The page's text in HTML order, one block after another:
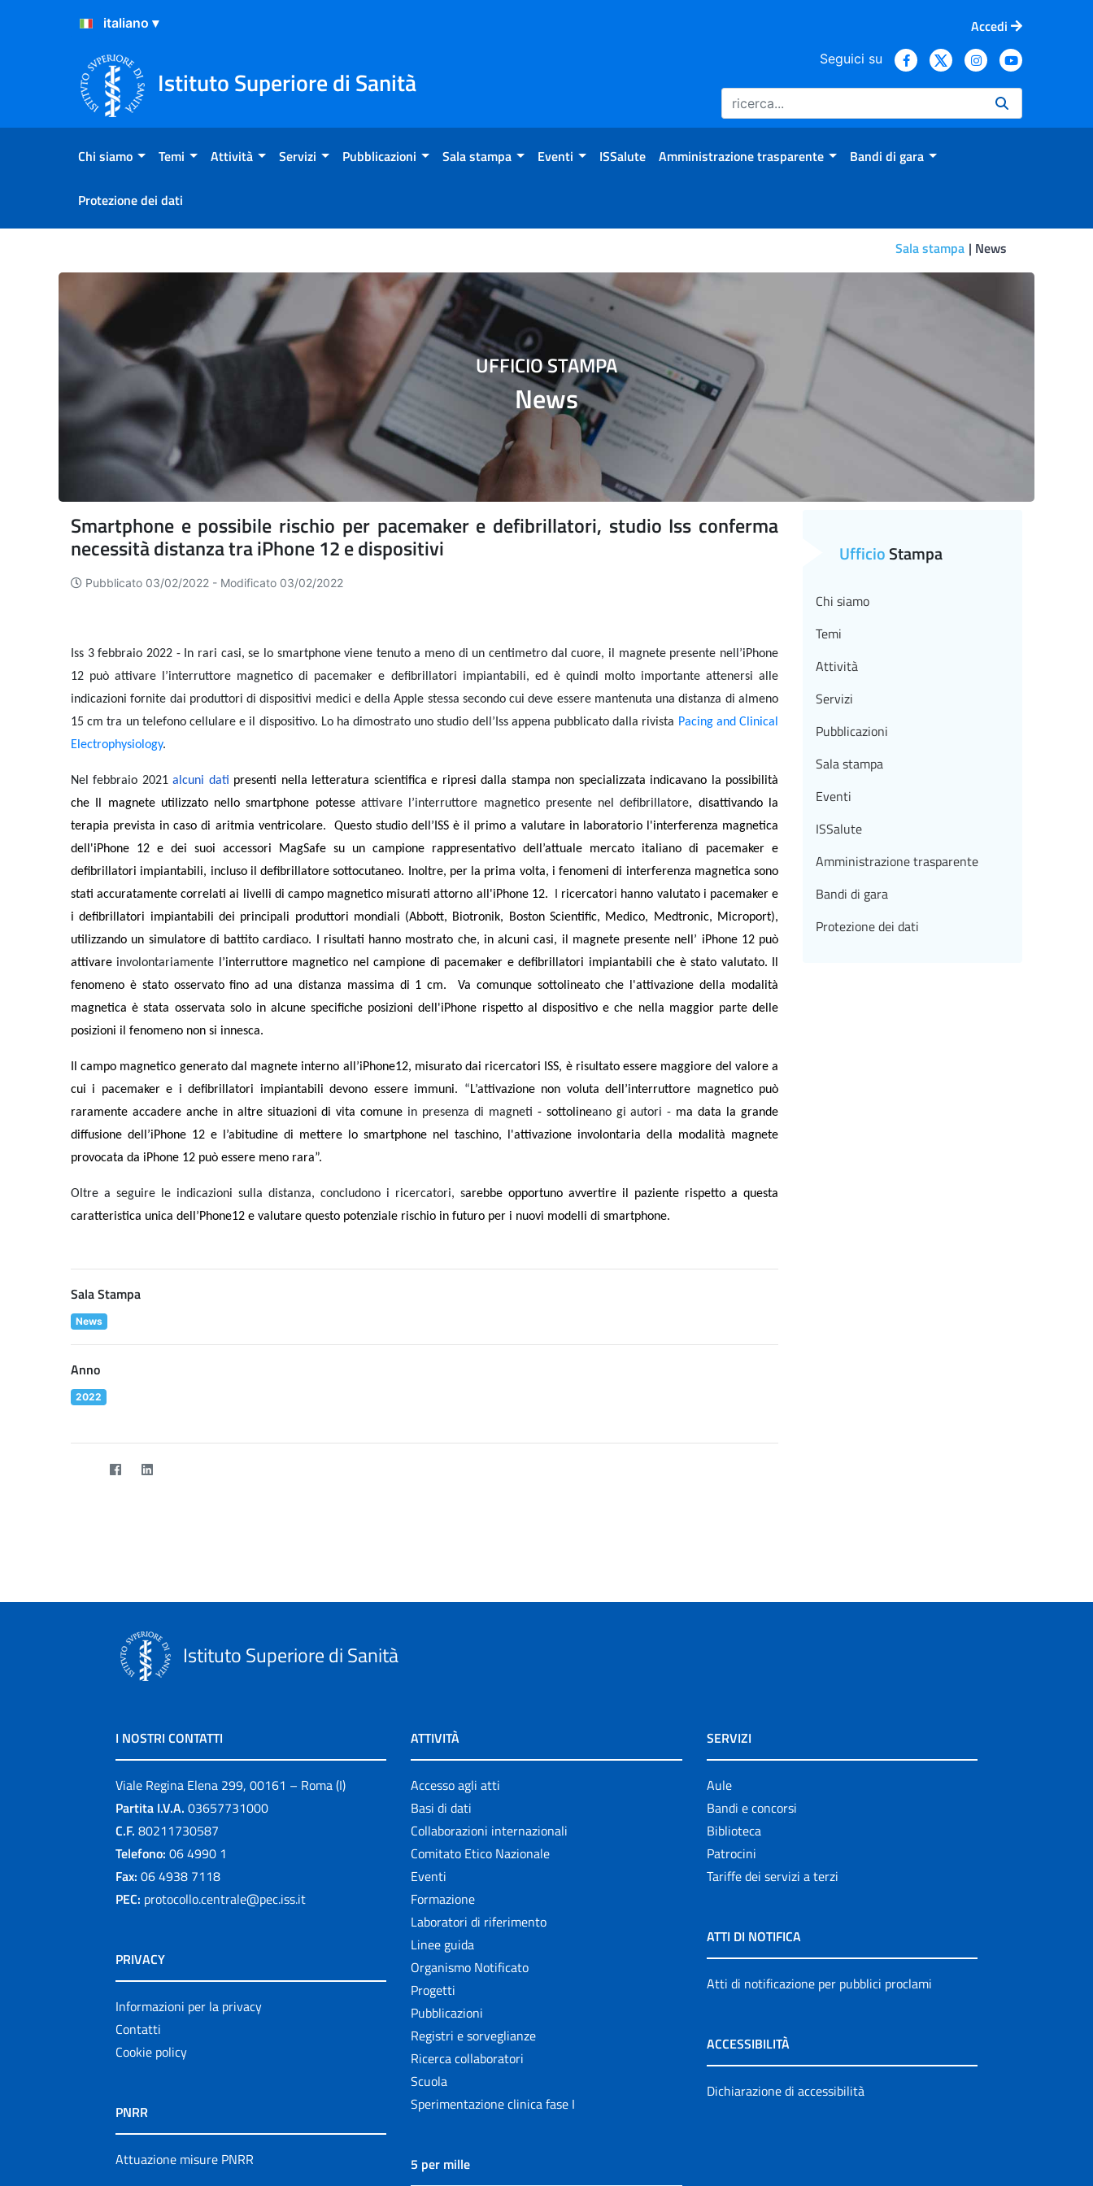
Salta al Contenuto
Salta al Footer
Accedi
Istituto Superiore di Sanità
Seguici su
Chi siamo Temi Attività Servizi Pubblicazioni Sala stampa Eventi ISSalute Amministrazione trasparente Bandi di gara
Protezione dei dati
Sala stampa News
Smartphone e possibile rischio per pacemaker e defibrillatori, studio Iss
UFFICIO STAMPA
News
Smartphone e possibile rischio per pacemaker e defibrillatori, studio Iss conferma
necessità distanza tra iPhone 12 e dispositivi
Pubblicato 03/02/2022 - Modificato 03/02/2022
Iss 3 febbraio 2022 - In rari casi, se lo smartphone viene tenuto a meno di un centimetro dal cuore, il magnete presente nell’iPhone
12 può attivare l’interruttore magnetico di pacemaker e defibrillatori impiantabili, ed è quindi molto importante attenersi alle
indicazioni fornite dai produttori di dispositivi medici e della Apple stessa secondo cui deve essere mantenuta una distanza di almeno
15 cm tra un telefono cellulare e il dispositivo. Lo ha dimostrato uno studio dell’Iss appena pubblicato dalla rivista Pacing and Clinical
Electrophysiology.
Nel febbraio 2021alcuni dati presenti nella letteratura scientifica e ripresi dalla stampa non specializzata indicavano la possibilità
che Il magnete utilizzato nello smartphone potesse attivare l’interruttore magnetico presente nel defibrillatore, disattivando la
terapia prevista in caso di aritmia ventricolare. Questo studio dell’ISS è il primo a valutare in laboratorio l'interferenza magnetica
dell'iPhone 12 e dei suoi accessori MagSafe su un campione rappresentativo dell’attuale mercato italiano di pacemaker e
defibrillatori impiantabili, incluso il defibrillatore sottocutaneo. Inoltre, per la prima volta, i fenomeni di interferenza magnetica sono
stati accuratamente correlati ai livelli di campo magnetico misurati attorno all'iPhone 12.
ricercatori hanno valutato i pacemaker e
i defibrillatori impiantabili dei principali produttori mondiali (Abbott, Biotronik, Boston Scientific, Medico, Medtronic, Microport),
utilizzando un simulatore di battito cardiaco.
I risultati hanno mostrato che, in alcuni casi, il magnete presente nell’ iPhone 12 può
attivare involontariamente
l’interruttore magnetico nel campione di pacemaker e defibrillatori impiantabili che è stato valutato. Il
fenomeno è stato osservato fino ad una distanza massima di 1 cm.
Va comunque sottolineato che l'attivazione della modalità
magnetica è stata osservata solo in alcune specifiche posizioni dell'iPhone rispetto al dispositivo e che nella maggior parte delle
posizioni il fenomeno non si innesca.
Il campo magnetico generato dal magnete interno all’iPhone12, misurato dai ricercatori ISS, è risultato essere maggiore del valore a
cui i pacemaker e i defibrillatori impiantabili devono essere immuni. “L’attivazione non voluta dell’interruttore magnetico può
raramente accadere anche in altre situazioni di vita comune in presenza di magneti - sottolineano gi autori - ma data la grande
diffusione dell’iPhone 12 e l’abitudine di mettere lo smartphone nel taschino, l'attivazione involontaria della modalità magnete
provocata da iPhone 12 può essere meno rara”.
Oltre a seguire le indicazioni sulla distanza, concludono i ricercatori, sarebbe opportuno avvertire il paziente rispetto a questa
caratteristica unica dell’Phone12 e valutare questo potenziale rischio in futuro per i nuovi modelli di smartphone.
Sala Stampa
News
Anno
2022
UfficioStampa
Chi siamo
Temi
Attività
Servizi
Pubblicazioni
Sala stampa
Eventi
ISSalute
Amministrazione trasparente
Bandi di gara
Protezione dei dati
Istituto Superiore di Sanità
I NOSTRI CONTATTI
Viale Regina Elena 299, 00161 – Roma (I)
Partita I.V.A. 03657731000
C.F. 80211730587
Telefono: 06 4990 1
Fax: 06 4938 7118
PEC: protocollo.centrale@pec.iss.it
PRIVACY
Informazioni per la privacy
Contatti
Cookie policy
PNRR
Attuazione misure PNRR
ATTIVITÀ
Accesso agli atti
Basi di dati
Collaborazioni internazionali
Comitato Etico Nazionale
Eventi
Formazione
Laboratori di riferimento
Linee guida
Organismo Notificato
Progetti
Pubblicazioni
Registri e sorveglianze
Ricerca collaboratori
Scuola
Sperimentazione clinica fase I
5 per mille
SERVIZI
Aule
Bandi e concorsi
Biblioteca
Patrocini
Tariffe dei servizi a terzi
ATTI DI NOTIFICA
Atti di notificazione per pubblici proclami
ACCESSIBILITÀ
Dichiarazione di accessibilità